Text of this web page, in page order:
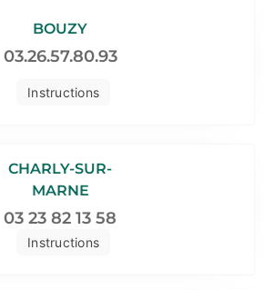
Instructions
BOUZY
03.26.57.80.93
Instructions
CHARLY-SUR-
MARNE
03 23 82 13 58